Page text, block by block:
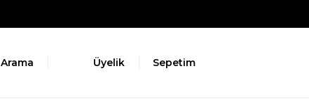
Arama Üyelik Sepetim